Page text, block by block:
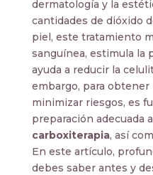
dermatología y la
cantidades de dióxido
piel, este tratamiento
sanguínea, estimula la
ayuda a reducir la
embargo, para
minimizar riesgos, es
preparación adecuada
carboxiterapia, así
En este artículo,
debes saber antes y